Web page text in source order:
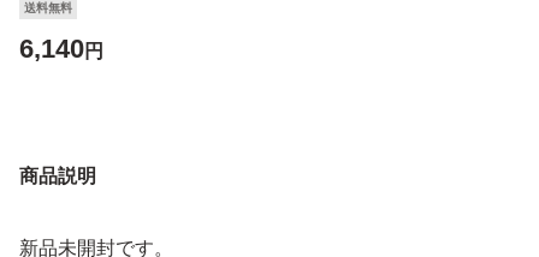
送料無料
6,140円
商品説明
新品未開封です。